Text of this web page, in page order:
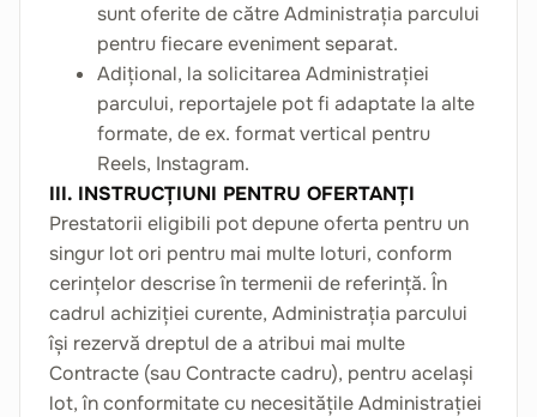
sunt oferite de către Administrația parcului
pentru fiecare eveniment separat.
Adițional, la solicitarea Administrației
parcului, reportajele pot fi adaptate la alte
formate, de ex. format vertical pentru
Reels, Instagram.
III. INSTRUCȚIUNI PENTRU OFERTANȚI
Prestatorii eligibili pot depune oferta pentru un
singur lot ori pentru mai multe loturi, conform
cerințelor descrise în termenii de referință. În
cadrul achiziției curente, Administrația parcului
își rezervă dreptul de a atribui mai multe
Contracte (sau Contracte cadru), pentru același
lot, în conformitate cu necesitățile Administrației